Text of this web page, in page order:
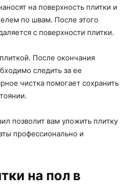
на поверхность плитки и
по швам. После этого
с поверхности плитки.
После окончания
следить за ее
чистка помогает сохранить
позволит вам уложить плитку
профессионально и
на пол в